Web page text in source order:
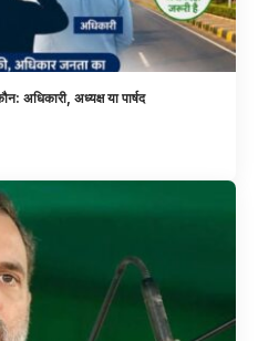
अधिकारी, अध्यक्ष या पार्षद